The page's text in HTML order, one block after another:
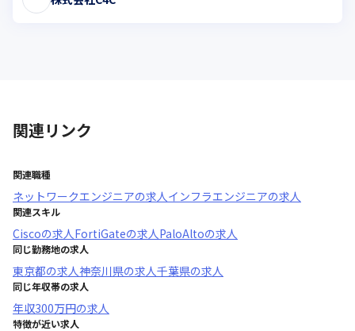
関連リンク
関連職種
ネットワークエンジニアの求人インフラエンジニアの求人
関連スキル
Ciscoの求人FortiGateの求人PaloAltoの求人
同じ勤務地の求人
東京都の求人神奈川県の求人千葉県の求人
同じ年収帯の求人
年収300万円の求人
特徴が近い求人